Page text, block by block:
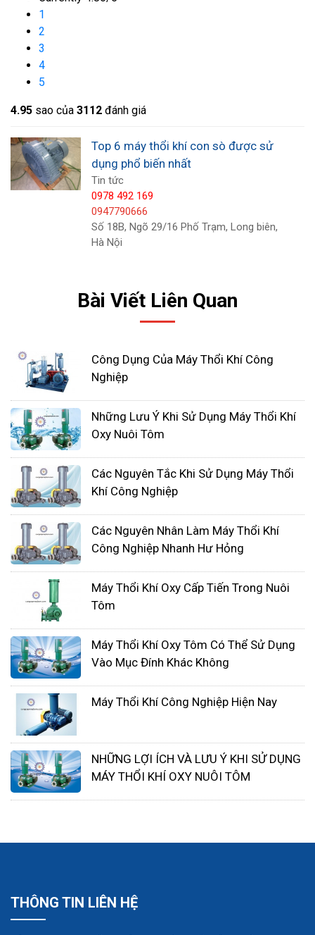
Máy thổi khí con sò Dolphin Model: DB-
Công Suất: 4.0kw/3pha/380v
Áp xuất chân không: P = -4.2kpa
100%
Đây là loại máy thổi khí 2 tầng cánh
Máy thổi khí con sò Dolphin Model: DB-
5500S/2
Qmax= 325m3/h
Hmax = 6.3m
Công Suất: 5.5kw/3pha/380v
Áp xuất chân không: P = -4.8kpa
Vật liệu: Thân, Cánh Nhôm, Động cơ dây đồng
100%
Đây là loại máy thổi khí 2 tầng cánh
1
2
3
4
5
4.95 sao của 3112 đánh giá
Top 6 máy thổi khí con sò được sử
dụng phổ biến nhất
Tin tức
0978 492 169
0947790666
Số 18B, Ngõ 29/16 Phố Trạm, Long biên,
Hà Nội
Bài Viết Liên Quan
Công Dụng Của Máy Thổi Khí Công
Nghiệp
Những Lưu Ý Khi Sử Dụng Máy Thổi Khí
Oxy Nuôi Tôm
Các Nguyên Tắc Khi Sử Dụng Máy Thổi
Khí Công Nghiệp
Các Nguyên Nhân Làm Máy Thổi Khí
Công Nghiệp Nhanh Hư Hỏng
Máy Thổi Khí Oxy Cấp Tiến Trong Nuôi
Tôm
Máy Thổi Khí Oxy Tôm Có Thể Sử Dụng
Vào Mục Đính Khác Không
Máy Thổi Khí Công Nghiệp Hiện Nay
NHỮNG LỢI ÍCH VÀ LƯU Ý KHI SỬ DỤNG
MÁY THỔI KHÍ OXY NUÔI TÔM
THÔNG TIN LIÊN HỆ